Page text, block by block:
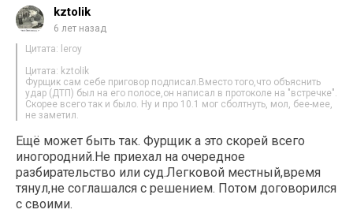
kztolik
6 лет назад
Цитата: leroy
Цитата: kztolik
Фурщик сам себе приговор подписал.Вместо того,что объяснить
удар (ДТП) был на его полосе,он написал в протоколе на "встречке".
Скорее всего так и было. Ну и про 10.1 мог сболтнуть, мол, бее-мее,
не заметил.
Ещё может быть так. Фурщик а это скорей всего
иногородний.Не приехал на очередное
разбирательство или суд.Легковой местный,время
тянул,не соглашался с решением. Потом договорился
с своими.